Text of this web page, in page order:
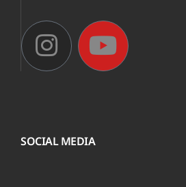
SOCIAL MEDIA